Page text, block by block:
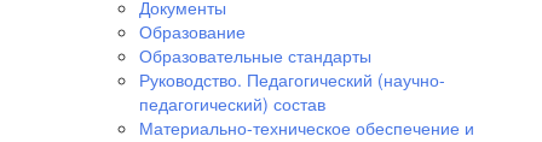
Документы
Образование
Образовательные стандарты
Руководство. Педагогический (научно-
педагогический) состав
Материально-техническое обеспечение и